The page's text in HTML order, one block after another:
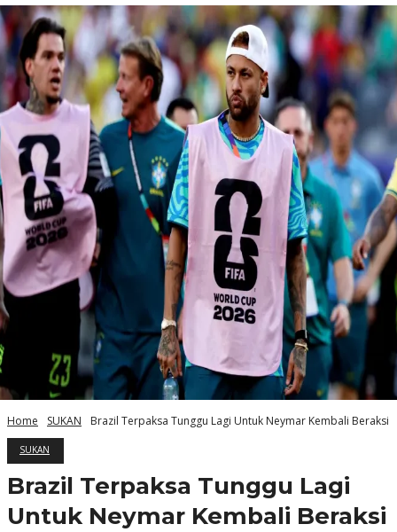
Home SUKAN Brazil Terpaksa Tunggu Lagi Untuk Neymar Kembali Beraksi
SUKAN
Brazil Terpaksa Tunggu Lagi
Untuk Neymar Kembali Beraksi